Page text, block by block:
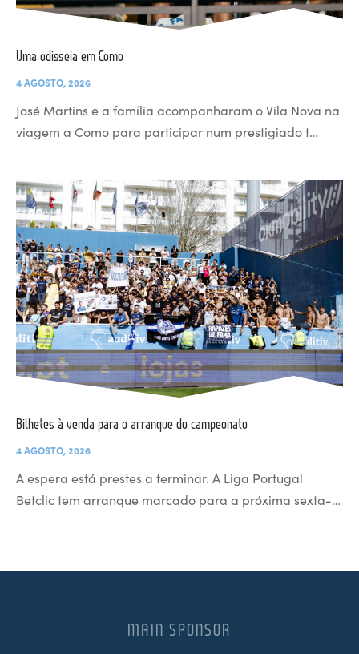
Uma odisseia em Como
4 AGOSTO, 2026
José Martins e a família acompanharam o Vila Nova na
viagem a Como para participar num prestigiado t…
Bilhetes à venda para o arranque do campeonato
4 AGOSTO, 2026
A espera está prestes a terminar. A Liga Portugal
Betclic tem arranque marcado para a próxima sexta-…
MAIN SPONSOR